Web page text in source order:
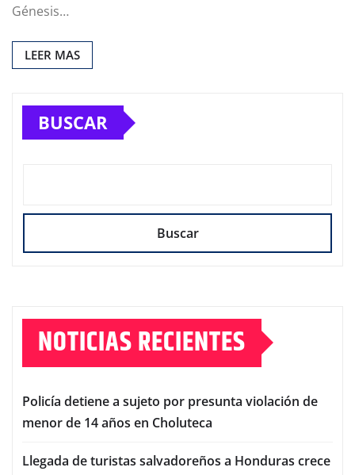
Génesis…
LEER MAS
BUSCAR
Buscar
NOTICIAS RECIENTES
Policía detiene a sujeto por presunta violación de
menor de 14 años en Choluteca
Llegada de turistas salvadoreños a Honduras crece